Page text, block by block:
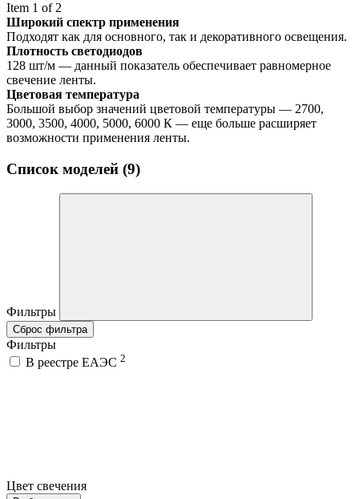
Item 1 of 2
Широкий спектр применения
Подходят как для основного, так и декоративного освещения.
Плотность светодиодов
128 шт/м — данный показатель обеспечивает равномерное
свечение ленты.
Цветовая температура
Большой выбор значений цветовой температуры — 2700,
3000, 3500, 4000, 5000, 6000 К — еще больше расширяет
возможности применения ленты.
Список моделей (9)
Фильтры
Сброс фильтра
Фильтры
В реестре ЕАЭС 2
Цвет свечения